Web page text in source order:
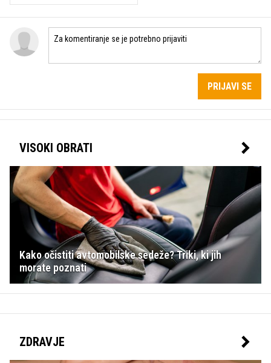
PRIJAVI SE
VISOKI OBRATI
Kako očistiti avtomobilske sedeže? Triki, ki jih
morate poznati
ZDRAVJE